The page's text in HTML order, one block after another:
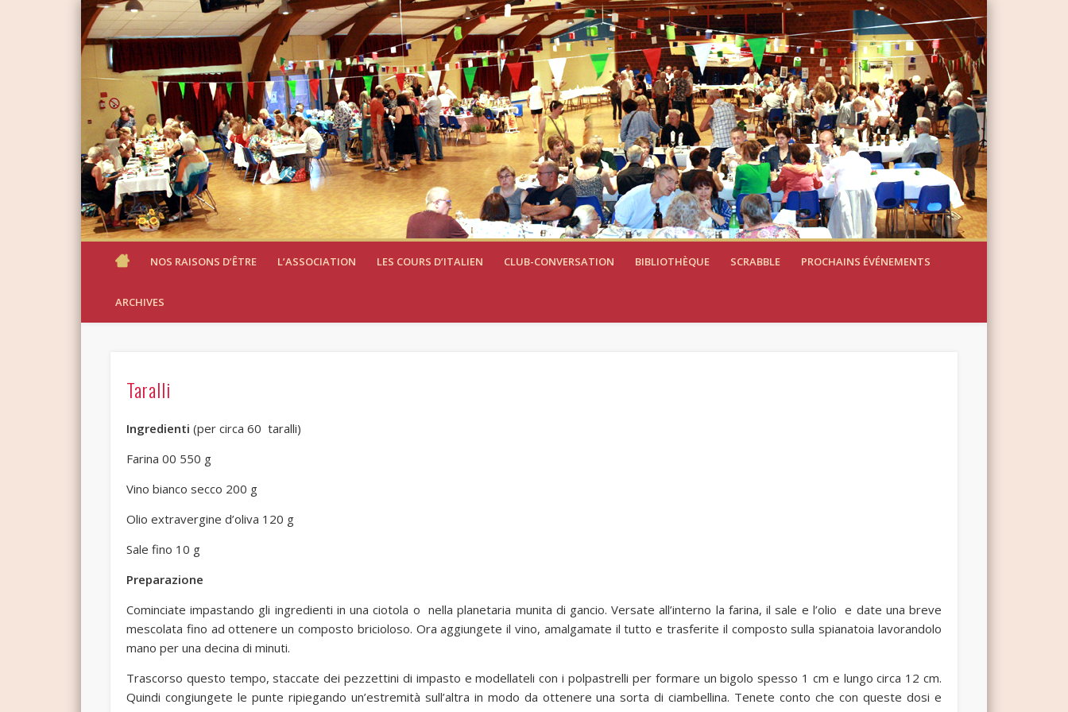
NOS RAISONS D’ÊTRE L’ASSOCIATION LES COURS D’ITALIEN CLUB-CONVERSATION BIBLIOTHÈQUE SCRABBLE PROCHAINS ÉVÉNEMENTS
ARCHIVES
Taralli
Ingredienti (per circa 60 taralli)
Farina 00 550 g
Vino bianco secco 200 g
Olio extravergine d’oliva 120 g
Sale fino 10 g
Preparazione
Cominciate impastando gli ingredienti in una ciotola o nella planetaria munita di gancio. Versate all’interno la farina, il sale e l’olio e date una breve
mescolata fino ad ottenere un composto bricioloso. Ora aggiungete il vino, amalgamate il tutto e trasferite il composto sulla spianatoia lavorandolo
mano per una decina di minuti.
Trascorso questo tempo, staccate dei pezzettini di impasto e modellateli con i polpastrelli per formare un bigolo spesso 1 cm e lungo circa 12 cm.
Quindi congiungete le punte ripiegando un’estremità sull’altra in modo da ottenere una sorta di ciambellina. Tenete conto che con queste dosi e